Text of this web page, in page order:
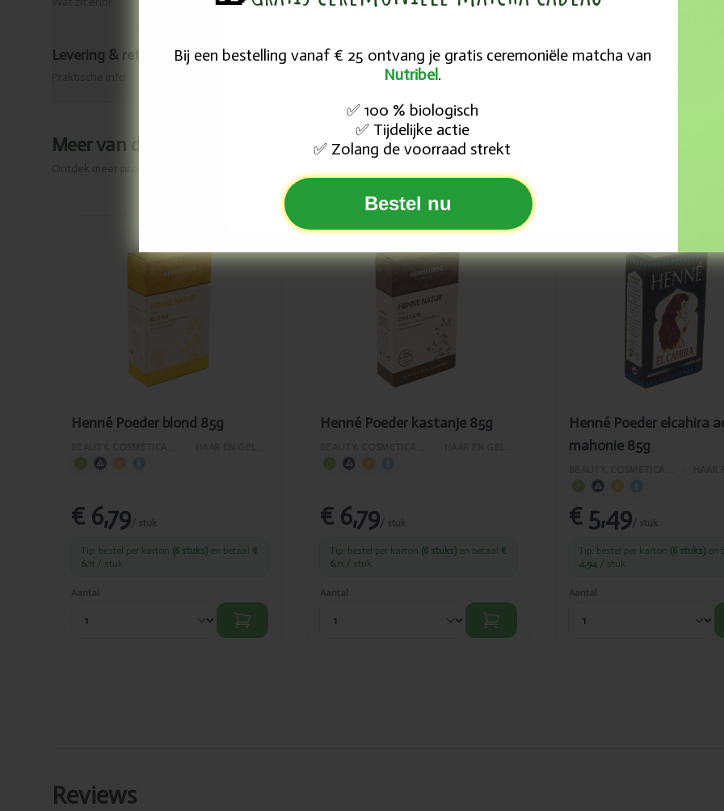
Levering & retour
Meer van dit merk
Ontdek meer producten van
Henné
Henné Poeder blond 85g
€ 6,79/ stuk
Tip: bestel per karton (6 stuks) en betaal €
6,11 / stuk
Aantal
Henné
Poeder
Henné Poeder kastanje 85g
€ 6,79/ stuk
Tip: bestel per karton (6 stuks) en betaal €
6,11 / stuk
Aantal
Henné Poeder
elcahira
Henné Poeder elcahira
mahonie 85g
€ 5,49/ stuk
Tip: bestel per karton (6 stuks) en
4,94 / stuk
Aantal
Reviews
Wil je niks missen van wat er leeft in en rond Bioshop? Via onze nieuwsbrief blijf
promoties, acties, recepten, evenementen en nieuwigheden in de
Email
We sturen je af en toe een mailtje, alleen als we echt iets te vertellen hebben. Geen
Bij een bestelling vanaf € 25 ontvang je gratis ceremoniële matcha van
Nutribel.
✅100 % biologisch
✅Tijdelijke actie
✅ Zolang de voorraad strekt
Bestel nu